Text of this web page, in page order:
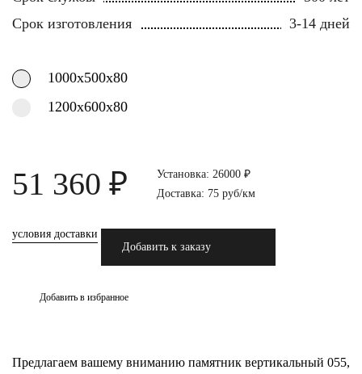
Срок изготовления
3-14 дней
1000х500х80
1200х600х80
51 360 ₽
Установка: 26000 ₽
Доставка: 75 руб/км
условия доставки
Добавить к заказу
Добавить в избранное
Предлагаем вашему вниманию памятник вертикальный 055,